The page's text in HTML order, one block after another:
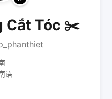
Cắt Tóc ✂️
语